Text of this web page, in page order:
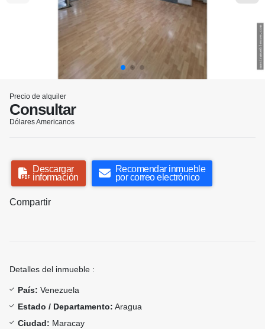
Precio de alquiler
Consultar
Dólares Americanos
Descargar
información
Recomendar inmueble
por correo electrónico
Compartir
Detalles del inmueble :
País: Venezuela
Estado / Departamento: Aragua
Ciudad: Maracay